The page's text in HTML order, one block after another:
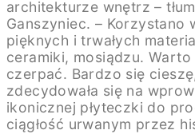
architekturze wnętrz –
Ganszyniec. – Korzystano
pięknych i trwałych
ceramiki, mosiądzu.
czerpać. Bardzo się
zdecydowała się na
ikonicznej płyteczki do
ciągłość urwanym przez